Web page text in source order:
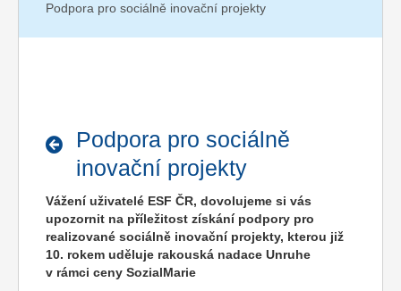
Podpora pro sociálně inovační projekty
Podpora pro sociálně
inovační projekty
Vážení uživatelé ESF ČR, dovolujeme si vás
upozornit na příležitost získání podpory pro
realizované sociálně inovační projekty, kterou již
10. rokem uděluje rakouská nadace Unruhe
v rámci ceny SozialMarie